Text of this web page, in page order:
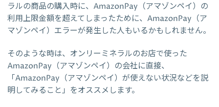
ラルの商品の購入時に、AmazonPay（アマゾンペイ）の
利用上限金額を超えてしまったために、AmazonPay（ア
マゾンペイ）エラーが発生した人もいるかもしれません。
そのような時は、オンリーミネラルのお店で使った
AmazonPay（アマゾンペイ）の会社に直接、
「AmazonPay（アマゾンペイ）が使えない状況などを説
明してみること」をオススメします。